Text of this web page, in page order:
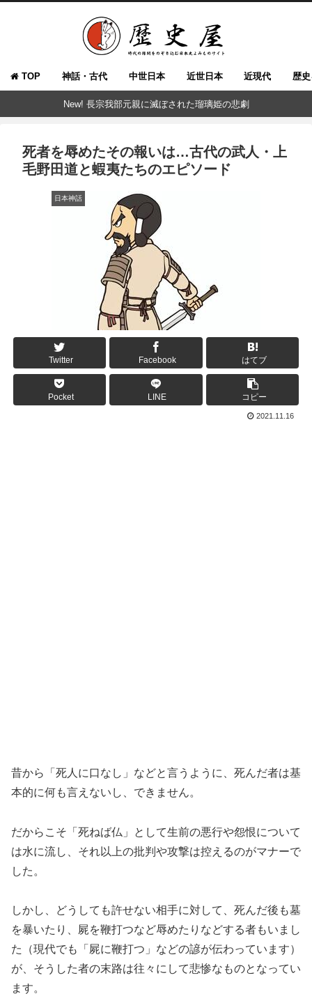
TOP 神話・古代 中世日本 近世日本 近現代 歴
New! 長宗我部元親に滅ぼされた瑠璃姫の悲劇
死者を辱めたその報いは…古代の武人・上
毛野田道と蝦夷たちのエピソード
日本神話
Twitter Facebook はてブ
Pocket LINE コピー
2021.11.16
昔から「死人に口なし」などと言うように、死んだ者は基
本的に何も言えないし、できません。
だからこそ「死ねば仏」として生前の悪行や怨恨について
は水に流し、それ以上の批判や攻撃は控えるのがマナーで
した。
しかし、どうしても許せない相手に対して、死んだ後も墓
を暴いたり、屍を鞭打つなど辱めたりなどする者もいまし
た（現代でも「屍に鞭打つ」などの諺が伝わっています）
が、そうした者の末路は往々にして悲惨なものとなってい
ます。